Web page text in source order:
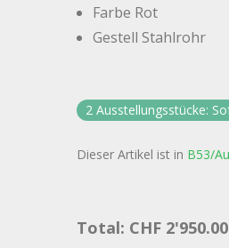
Farbe Rot
Gestell Stahlrohr
2 Ausstellungsstücke:
Dieser Artikel ist in B53/
Total: CHF 2'950.00